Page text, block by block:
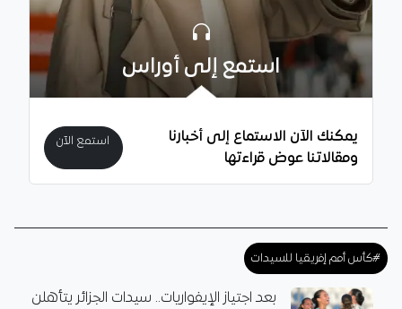
استمع إلى أوراس
يمكنك الآن الاستماع إلى أخبارنا
ومقالاتنا عوض قراءتها
استمع الآن
#كأس أمم إفريقيا للسيدات
بعد اجتياز الإيفواريات.. سيدات الجزائر يتأهلن